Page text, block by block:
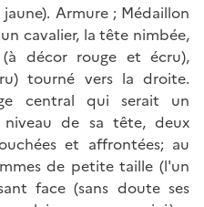
Armure ; Médaillon
cavalier, la tête nimbée,
décor rouge et écru),
tourné vers la droite.
central qui serait un
niveau de sa tête, deux
et affrontées; au
de petite taille (l'un
face (sans doute ses